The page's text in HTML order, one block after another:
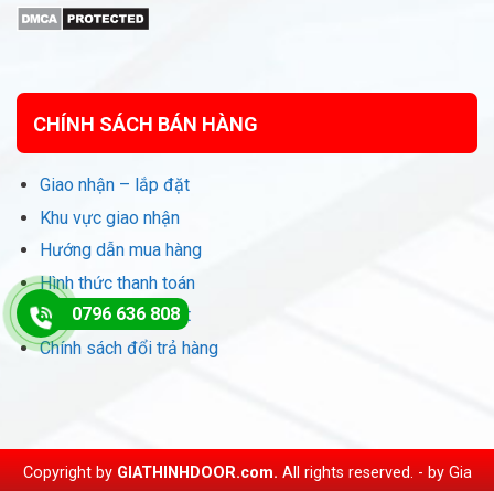
CHÍNH SÁCH BÁN HÀNG
Giao nhận – lắp đặt
Khu vực giao nhận
Hướng dẫn mua hàng
Hình thức thanh toán
Chính sách bảo mật
Chính sách đổi trả hàng
Copyright by GIATHINHDOOR.com. All rights reserved. - by Gia
0796 636 808